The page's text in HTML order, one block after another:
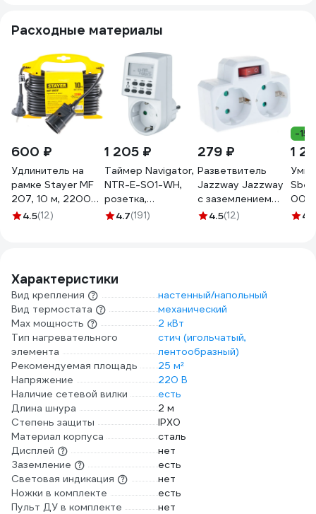
Расходные материалы
600 ₽
Удлинитель на
рамке Stayer MF
207, 10 м, 2200
Вт, 1 гнездо, ПВС
4.5(12)
1 205 ₽
Таймер Navigator,
NTR-E-S01-WH,
розетка,
электронный
4.7(191)
279 ₽
Разветвитель
Jazzway Jаzzway
с заземлением
16А AD-2GS
4.5(12)
-15%
1
Sber
4.9
Характеристики
Вид крепления
настенный/напольный
Вид термостата
механический
Max мощность
2 кВт
Тип нагревательного
элемента
стич (игольчатый,
лентообразный)
Рекомендуемая площадь
25 м²
Напряжение
220 В
Наличие сетевой вилки
есть
Длина шнура
2 м
Степень защиты
IPХ0
Материал корпуса
сталь
Дисплей
нет
Заземление
есть
Световая индикация
нет
Ножки в комплекте
есть
Пульт ДУ в комплекте
нет